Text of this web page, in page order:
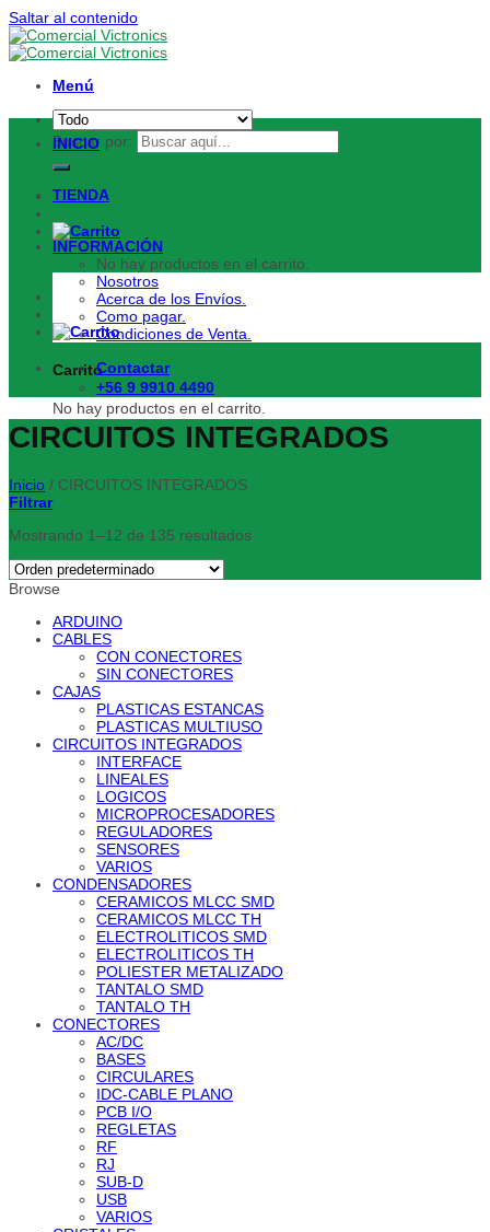
Saltar al contenido
Menú
Buscar por:
No hay productos en el carrito.
Carrito
No hay productos en el carrito.
INICIO
TIENDA
INFORMACIÓN
Nosotros
Acerca de los Envíos.
Como pagar.
Condiciones de Venta.
Contactar
+56 9 9910 4490
CIRCUITOS INTEGRADOS
Inicio / CIRCUITOS INTEGRADOS
Filtrar
Mostrando 1–12 de 135 resultados
Browse
ARDUINO
CABLES
CON CONECTORES
SIN CONECTORES
CAJAS
PLASTICAS ESTANCAS
PLASTICAS MULTIUSO
CIRCUITOS INTEGRADOS
INTERFACE
LINEALES
LOGICOS
MICROPROCESADORES
REGULADORES
SENSORES
VARIOS
CONDENSADORES
CERAMICOS MLCC SMD
CERAMICOS MLCC TH
ELECTROLITICOS SMD
ELECTROLITICOS TH
POLIESTER METALIZADO
TANTALO SMD
TANTALO TH
CONECTORES
AC/DC
BASES
CIRCULARES
IDC-CABLE PLANO
PCB I/O
REGLETAS
RF
RJ
SUB-D
USB
VARIOS